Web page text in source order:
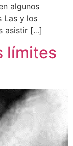
algunos
Las y los
asistir […]
límites